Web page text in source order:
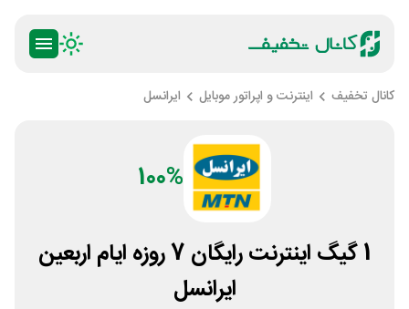
کانال تخفیف اینترنت و اپراتور موبایل ایرانسل
100%
1 گیگ اینترنت رایگان 7 روزه ایام اربعین
ایرانسل